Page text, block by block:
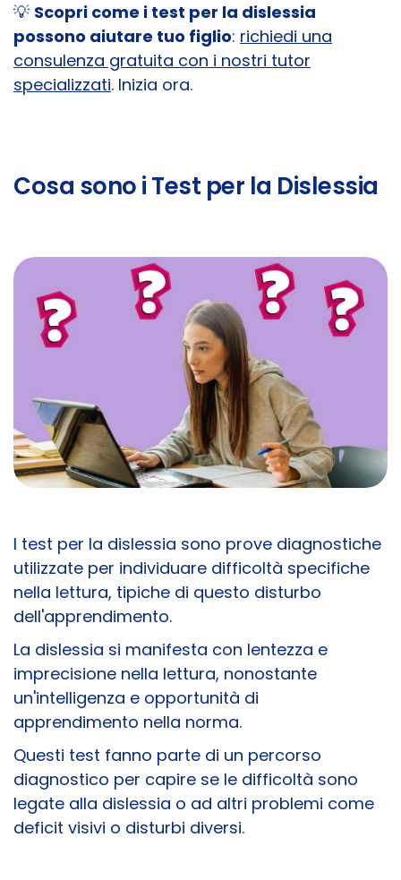
💡 Scopri come i test per la dislessia
possono aiutare tuo figlio: richiedi una
consulenza gratuita con i nostri tutor
specializzati. Inizia ora.
Cosa sono i Test per la Dislessia
I test per la dislessia sono prove diagnostiche
utilizzate per individuare difficoltà specifiche
nella lettura, tipiche di questo disturbo
dell'apprendimento.
La dislessia si manifesta con lentezza e
imprecisione nella lettura, nonostante
un'intelligenza e opportunità di
apprendimento nella norma.
Questi test fanno parte di un percorso
diagnostico per capire se le difficoltà sono
legate alla dislessia o ad altri problemi come
deficit visivi o disturbi diversi.